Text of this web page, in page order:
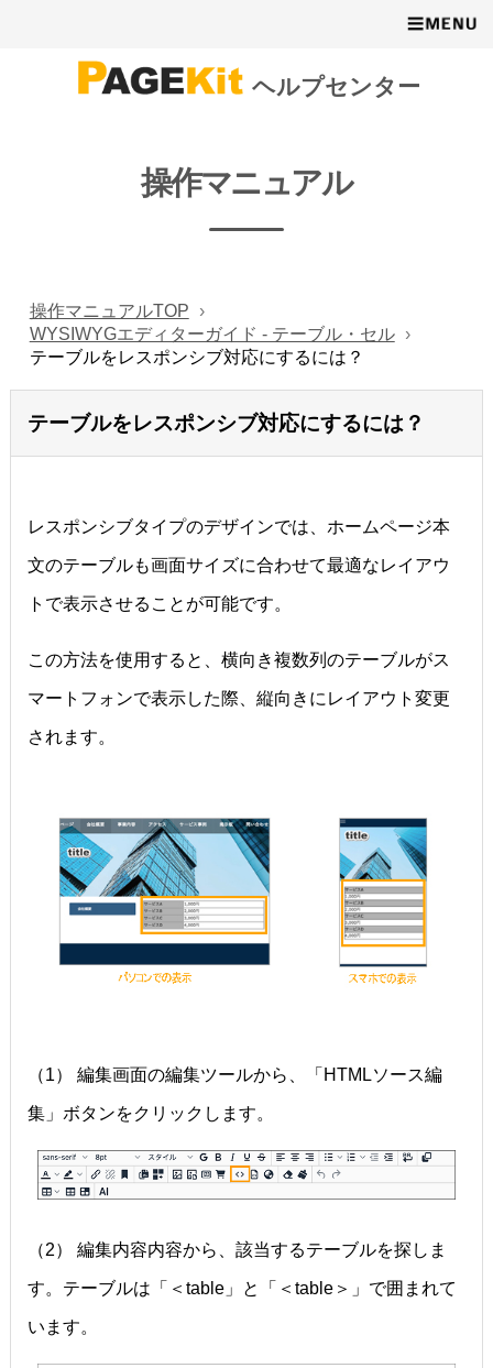
ヘルプセンター
操作マニュアル
操作マニュアルTOP
WYSIWYGエディターガイド - テーブル・セル
テーブルをレスポンシブ対応にするには？
テーブルをレスポンシブ対応にするには？
レスポンシブタイプのデザインでは、ホームページ本
文のテーブルも画面サイズに合わせて最適なレイアウ
トで表示させることが可能です。
この方法を使用すると、横向き複数列のテーブルがス
マートフォンで表示した際、縦向きにレイアウト変更
されます。
（1） 編集画面の編集ツールから、「HTMLソース編
集」ボタンをクリックします。
（2） 編集内容内容から、該当するテーブルを探しま
す。テーブルは「＜table」と「＜table＞」で囲まれて
います。